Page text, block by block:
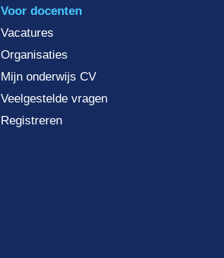
Voor docenten
Vacatures
Organisaties
Mijn onderwijs CV
Veelgestelde vragen
Registreren